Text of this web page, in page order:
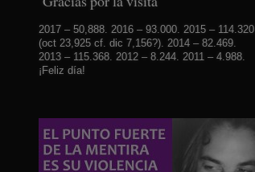
2017 – 50,888. 2016 – 93.000. 2015 – 114.320
(oct 23,925 cf. dic 7,156?). 2014 – 82.469.
2013 – 115.368. 2012 – 8.244. 2011 – 4.988.
¡Feliz día!